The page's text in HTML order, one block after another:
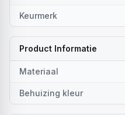
Keurmerk
Product Informatie
Materiaal
Behuizing kleur